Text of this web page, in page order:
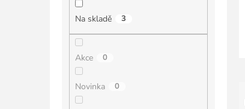
Na skladě 3
Akce 0
Novinka 0